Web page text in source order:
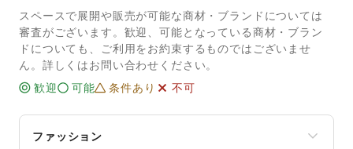
スペースで展開や販売が可能な商材・ブランドについては
審査がございます。歓迎、可能となっている商材・ブラン
ドについても、ご利用をお約束するものではございませ
ん。詳しくはお問い合わせください。
歓迎
可能 条件あり 不可
ファッション